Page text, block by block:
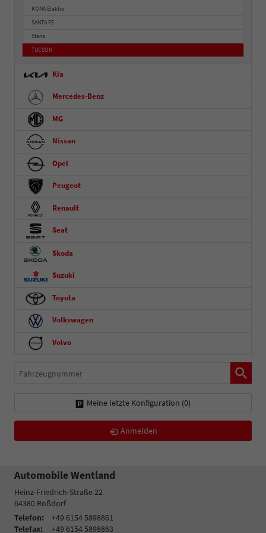
KONA Elektro
SANTA FE
Staria
TUCSON
Kia
Mercedes-Benz
MG
Nissan
Opel
Peugeot
Renault
Seat
Skoda
Suzuki
Toyota
Volkswagen
Volvo
Fahrzeugnummer
Meine letzte Konfiguration (0)
Anmelden
Automobile Wentland
Heinz-Friedrich-Straße 22
64380 Roßdorf
Telefon:
+49 6154 5898861
Telefax:
+49 6154 5898863